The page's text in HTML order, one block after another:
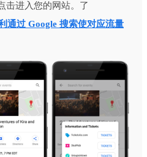
击进入您的网站。了
通过 Google 搜索使对应流量